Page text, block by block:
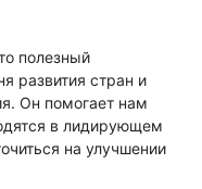
полезный
развития стран и
Он помогает нам
в лидирующем
на улучшении